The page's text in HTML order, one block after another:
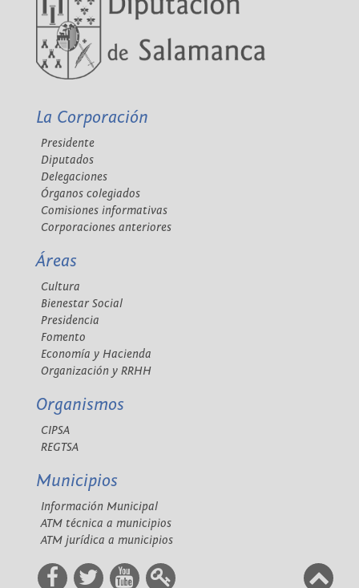
La Corporación
Presidente
Diputados
Delegaciones
Órganos colegiados
Comisiones informativas
Corporaciones anteriores
Áreas
Cultura
Bienestar Social
Presidencia
Fomento
Economía y Hacienda
Organización y RRHH
Organismos
CIPSA
REGTSA
Municipios
Información Municipal
ATM técnica a municipios
ATM jurídica a municipios